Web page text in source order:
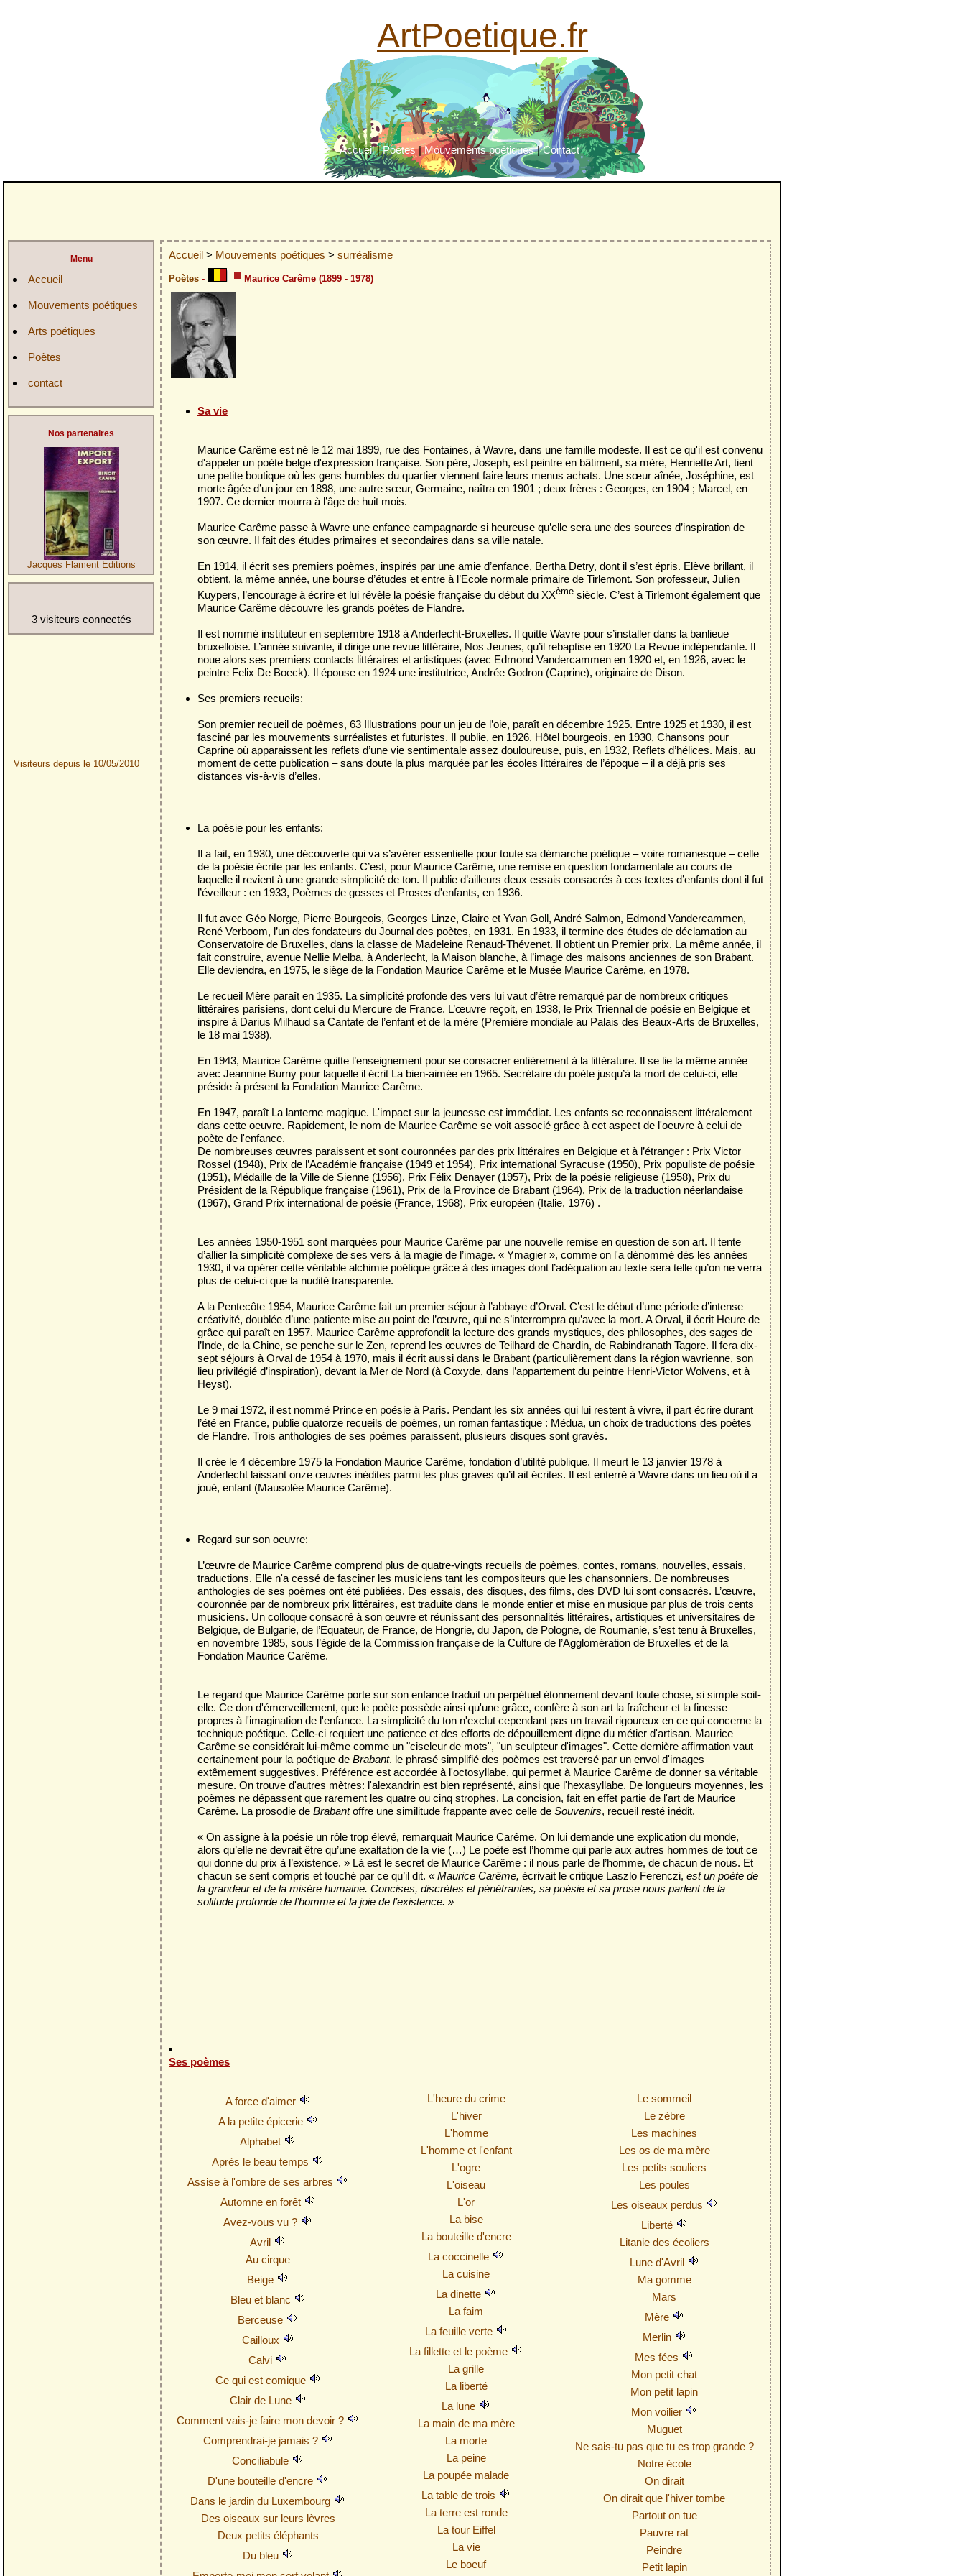
ArtPoetique.fr
Accueil|Poètes|Mouvements poétiques|Contact
Menu
Accueil
Mouvements poétiques
Arts poétiques
Poètes
contact
Nos partenaires
Jacques Flament Editions
3 visiteurs connectés
Visiteurs depuis le 10/05/2010
Accueil > Mouvements poétiques > surréalisme
Poètes - Maurice Carême (1899 - 1978)
Sa vie
Maurice Carême est né le 12 mai 1899, rue des Fontaines, à Wavre, dans une famille modeste. Il est ce qu'il est convenu
d'appeler un poète belge d'expression française. Son père, Joseph, est peintre en bâtiment, sa mère, Henriette Art, tient
une petite boutique où les gens humbles du quartier viennent faire leurs menus achats. Une sœur aînée, Joséphine, est
morte âgée d’un jour en 1898, une autre sœur, Germaine, naîtra en 1901 ; deux frères : Georges, en 1904 ; Marcel, en
1907. Ce dernier mourra à l’âge de huit mois.
Maurice Carême passe à Wavre une enfance campagnarde si heureuse qu’elle sera une des sources d’inspiration de
son œuvre. Il fait des études primaires et secondaires dans sa ville natale.
En 1914, il écrit ses premiers poèmes, inspirés par une amie d’enfance, Bertha Detry, dont il s’est épris. Elève brillant, il
obtient, la même année, une bourse d’études et entre à l’Ecole normale primaire de Tirlemont. Son professeur, Julien
Kuypers, l’encourage à écrire et lui révèle la poésie française du début du XXème siècle. C’est à Tirlemont également que
Maurice Carême découvre les grands poètes de Flandre.
Il est nommé instituteur en septembre 1918 à Anderlecht-Bruxelles. Il quitte Wavre pour s’installer dans la banlieue
bruxelloise. L’année suivante, il dirige une revue littéraire, Nos Jeunes, qu’il rebaptise en 1920 La Revue indépendante. Il
noue alors ses premiers contacts littéraires et artistiques (avec Edmond Vandercammen en 1920 et, en 1926, avec le
peintre Felix De Boeck). Il épouse en 1924 une institutrice, Andrée Godron (Caprine), originaire de Dison.
Ses premiers recueils:
Son premier recueil de poèmes, 63 Illustrations pour un jeu de l’oie, paraît en décembre 1925. Entre 1925 et 1930, il est
fasciné par les mouvements surréalistes et futuristes. Il publie, en 1926, Hôtel bourgeois, en 1930, Chansons pour
Caprine où apparaissent les reflets d’une vie sentimentale assez douloureuse, puis, en 1932, Reflets d’hélices. Mais, au
moment de cette publication – sans doute la plus marquée par les écoles littéraires de l’époque – il a déjà pris ses
distances vis-à-vis d’elles.
La poésie pour les enfants:
Il a fait, en 1930, une découverte qui va s’avérer essentielle pour toute sa démarche poétique – voire romanesque – celle
de la poésie écrite par les enfants. C’est, pour Maurice Carême, une remise en question fondamentale au cours de
laquelle il revient à une grande simplicité de ton. Il publie d’ailleurs deux essais consacrés à ces textes d’enfants dont il fut
l’éveilleur : en 1933, Poèmes de gosses et Proses d'enfants, en 1936.
Il fut avec Géo Norge, Pierre Bourgeois, Georges Linze, Claire et Yvan Goll, André Salmon, Edmond Vandercammen,
René Verboom, l’un des fondateurs du Journal des poètes, en 1931. En 1933, il termine des études de déclamation au
Conservatoire de Bruxelles, dans la classe de Madeleine Renaud-Thévenet. Il obtient un Premier prix. La même année, il
fait construire, avenue Nellie Melba, à Anderlecht, la Maison blanche, à l’image des maisons anciennes de son Brabant.
Elle deviendra, en 1975, le siège de la Fondation Maurice Carême et le Musée Maurice Carême, en 1978.
Le recueil Mère paraît en 1935. La simplicité profonde des vers lui vaut d’être remarqué par de nombreux critiques
littéraires parisiens, dont celui du Mercure de France. L’œuvre reçoit, en 1938, le Prix Triennal de poésie en Belgique et
inspire à Darius Milhaud sa Cantate de l’enfant et de la mère (Première mondiale au Palais des Beaux-Arts de Bruxelles,
le 18 mai 1938).
En 1943, Maurice Carême quitte l’enseignement pour se consacrer entièrement à la littérature. Il se lie la même année
avec Jeannine Burny pour laquelle il écrit La bien-aimée en 1965. Secrétaire du poète jusqu’à la mort de celui-ci, elle
préside à présent la Fondation Maurice Carême.
En 1947, paraît La lanterne magique. L'impact sur la jeunesse est immédiat. Les enfants se reconnaissent littéralement
dans cette oeuvre. Rapidement, le nom de Maurice Carême se voit associé grâce à cet aspect de l'oeuvre à celui de
poète de l'enfance.
De nombreuses œuvres paraissent et sont couronnées par des prix littéraires en Belgique et à l’étranger : Prix Victor
Rossel (1948), Prix de l’Académie française (1949 et 1954), Prix international Syracuse (1950), Prix populiste de poésie
(1951), Médaille de la Ville de Sienne (1956), Prix Félix Denayer (1957), Prix de la poésie religieuse (1958), Prix du
Président de la République française (1961), Prix de la Province de Brabant (1964), Prix de la traduction néerlandaise
(1967), Grand Prix international de poésie (France, 1968), Prix européen (Italie, 1976) .
Les années 1950-1951 sont marquées pour Maurice Carême par une nouvelle remise en question de son art. Il tente
d’allier la simplicité complexe de ses vers à la magie de l’image. « Ymagier », comme on l'a dénommé dès les années
1930, il va opérer cette véritable alchimie poétique grâce à des images dont l’adéquation au texte sera telle qu’on ne verra
plus de celui-ci que la nudité transparente.
A la Pentecôte 1954, Maurice Carême fait un premier séjour à l’abbaye d’Orval. C’est le début d’une période d’intense
créativité, doublée d’une patiente mise au point de l’œuvre, qui ne s’interrompra qu’avec la mort. A Orval, il écrit Heure de
grâce qui paraît en 1957. Maurice Carême approfondit la lecture des grands mystiques, des philosophes, des sages de
l’Inde, de la Chine, se penche sur le Zen, reprend les œuvres de Teilhard de Chardin, de Rabindranath Tagore. Il fera dix-
sept séjours à Orval de 1954 à 1970, mais il écrit aussi dans le Brabant (particulièrement dans la région wavrienne, son
lieu privilégié d’inspiration), devant la Mer de Nord (à Coxyde, dans l’appartement du peintre Henri-Victor Wolvens, et à
Heyst).
Le 9 mai 1972, il est nommé Prince en poésie à Paris. Pendant les six années qui lui restent à vivre, il part écrire durant
l’été en France, publie quatorze recueils de poèmes, un roman fantastique : Médua, un choix de traductions des poètes
de Flandre. Trois anthologies de ses poèmes paraissent, plusieurs disques sont gravés.
Il crée le 4 décembre 1975 la Fondation Maurice Carême, fondation d’utilité publique. Il meurt le 13 janvier 1978 à
Anderlecht laissant onze œuvres inédites parmi les plus graves qu’il ait écrites. Il est enterré à Wavre dans un lieu où il a
joué, enfant (Mausolée Maurice Carême).
Regard sur son oeuvre:
L’œuvre de Maurice Carême comprend plus de quatre-vingts recueils de poèmes, contes, romans, nouvelles, essais,
traductions. Elle n'a cessé de fasciner les musiciens tant les compositeurs que les chansonniers. De nombreuses
anthologies de ses poèmes ont été publiées. Des essais, des disques, des films, des DVD lui sont consacrés. L’œuvre,
couronnée par de nombreux prix littéraires, est traduite dans le monde entier et mise en musique par plus de trois cents
musiciens. Un colloque consacré à son œuvre et réunissant des personnalités littéraires, artistiques et universitaires de
Belgique, de Bulgarie, de l’Equateur, de France, de Hongrie, du Japon, de Pologne, de Roumanie, s’est tenu à Bruxelles,
en novembre 1985, sous l’égide de la Commission française de la Culture de l’Agglomération de Bruxelles et de la
Fondation Maurice Carême.
Le regard que Maurice Carême porte sur son enfance traduit un perpétuel étonnement devant toute chose, si simple soit-
elle. Ce don d'émerveillement, que le poète possède ainsi qu'une grâce, confère à son art la fraîcheur et la finesse
propres à l'imagination de l'enfance. La simplicité du ton n'exclut cependant pas un travail rigoureux en ce qui concerne la
technique poétique. Celle-ci requiert une patience et des efforts de dépouillement digne du métier d'artisan. Maurice
Carême se considérait lui-même comme un "ciseleur de mots", "un sculpteur d'images". Cette dernière affirmation vaut
certainement pour la poétique de Brabant. le phrasé simplifié des poèmes est traversé par un envol d'images
extêmement suggestives. Préférence est accordée à l'octosyllabe, qui permet à Maurice Carême de donner sa véritable
mesure. On trouve d'autres mètres: l'alexandrin est bien représenté, ainsi que l'hexasyllabe. De longueurs moyennes, les
poèmes ne dépassent que rarement les quatre ou cinq strophes. La concision, fait en effet partie de l'art de Maurice
Carême. La prosodie de Brabantoffre une similitude frappante avec celle de Souvenirs, recueil resté inédit.
« On assigne à la poésie un rôle trop élevé, remarquait Maurice Carême. On lui demande une explication du monde,
alors qu’elle ne devrait être qu’une exaltation de la vie (…) Le poète est l’homme qui parle aux autres hommes de tout ce
qui donne du prix à l’existence. » Là est le secret de Maurice Carême : il nous parle de l’homme, de chacun de nous. Et
chacun se sent compris et touché par ce qu’il dit. « Maurice Carême, écrivait le critique Laszlo Ferenczi, est un poète de
la grandeur et de la misère humaine. Concises, discrètes et pénétrantes, sa poésie et sa prose nous parlent de la
solitude profonde de l’homme et la joie de l’existence. »
Ses poèmes
A force d'aimer
A la petite épicerie
Alphabet
Après le beau temps
Assise à l'ombre de ses arbres
Automne en forêt
Avez-vous vu ?
Avril
Au cirque
Beige
Bleu et blanc
Berceuse
Cailloux
Calvi
Ce qui est comique
Clair de Lune
Comment vais-je faire mon devoir ?
Comprendrai-je jamais ?
Conciliabule
D'une bouteille d'encre
Dans le jardin du Luxembourg
Des oiseaux sur leurs lèvres
Deux petits éléphants
Du bleu
L'heure du crime
L'hiver
L'homme
L'homme et l'enfant
L'ogre
L'oiseau
L'or
La bise
La bouteille d'encre
La coccinelle
La cuisine
La dinette
La faim
La feuille verte
La fillette et le poème
La grille
La liberté
La lune
La main de ma mère
La morte
La peine
La poupée malade
La table de trois
La terre est ronde
La tour Eiffel
La vie
Le boeuf
Le sommeil
Le zèbre
Les machines
Les os de ma mère
Les petits souliers
Les poules
Les oiseaux perdus
Liberté
Litanie des écoliers
Lune d'Avril
Ma gomme
Mars
Mère
Merlin
Mes fées
Mon petit chat
Mon petit lapin
Mon voilier
Muguet
Ne sais-tu pas que tu es trop grande ?
Notre école
On dirait
On dirait que l'hiver tombe
Partout on tue
Pauvre rat
Peindre
Petit lapin